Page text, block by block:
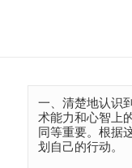
一、清楚地认识
术能力和心智上
同等重要。根据
划自己的行动。